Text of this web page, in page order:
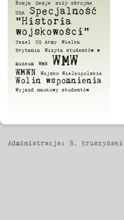
Rosja Sesje
siły zbrojne
USA
Specjalność
"Historia
wojskowości"
Texel US Army
Wielka
Brytania
Wizyta studentów w
muzeum WMN WMW
WMWN Wojsko Wielkopolskie
Wolin wspomnienia
Wyjazd naukowy studentów
Administracja: B. Kruszyński